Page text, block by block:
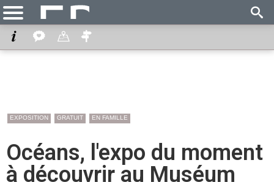
EXPOSITION GRATUIT EN FAMILLE
Océans, l'expo du moment
à découvrir au Muséum